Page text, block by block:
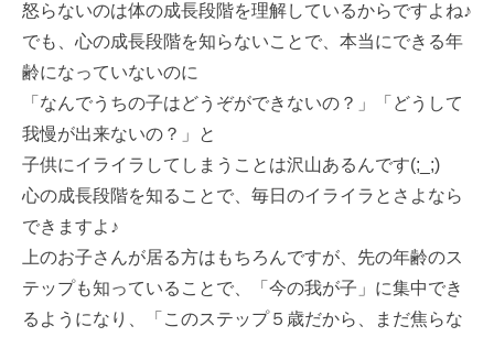
怒らないのは体の成長段階を理解しているからですよね♪
でも、心の成長段階を知らないことで、本当にできる年
齢になっていないのに
「なんでうちの子はどうぞができないの？」「どうして
我慢が出来ないの？」と
子供にイライラしてしまうことは沢山あるんです(;_;)
心の成長段階を知ることで、毎日のイライラとさよなら
できますよ♪
上のお子さんが居る方はもちろんですが、先の年齢のス
テップも知っていることで、「今の我が子」に集中でき
るようになり、「このステップ５歳だから、まだ焦らな